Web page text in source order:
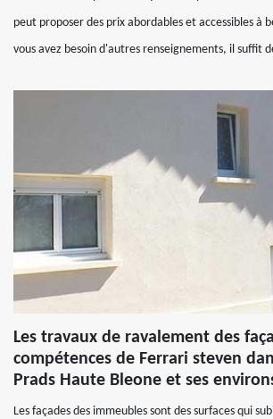
peut proposer des prix abordables et accessibles à
vous avez besoin d'autres renseignements, il suffit
Les travaux de ravalement des
compétences de Ferrari steven
Prads Haute Bleone et ses
Les façades des immeubles sont des surfaces qui